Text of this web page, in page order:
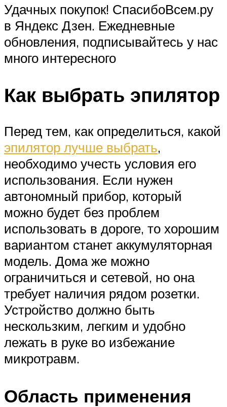
Удачных покупок! СпасибоВсем.ру
в Яндекс Дзен. Ежедневные
обновления, подписывайтесь у нас
много интересного
Как выбрать эпилятор
Перед тем, как определиться, какой
эпилятор лучше выбрать,
необходимо учесть условия его
использования. Если нужен
автономный прибор, который
можно будет без проблем
использовать в дороге, то хорошим
вариантом станет аккумуляторная
модель. Дома же можно
ограничиться и сетевой, но она
требует наличия рядом розетки.
Устройство должно быть
нескользким, легким и удобно
лежать в руке во избежание
микротравм.
Область применения